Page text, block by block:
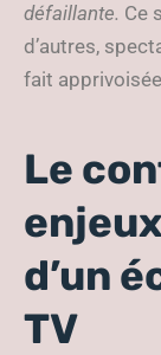
défaillante. Ce
d’autres,
fait
Le
d’un
TV